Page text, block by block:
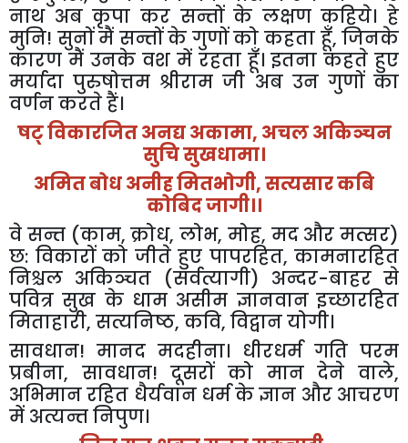
नाथ अब कृपा कर सन्तों के लक्षण कहिये। हे
मुनि! सुनोंमैं सन्तोंके गुणोंको कहता हूँ,जिनके
कारण मैं उनके वश में रहता हूँ। इतना कहते हुए
मर्यादा पुरुषोत्तम श्रीराम जी अब उन गुणों का
वर्णनकरतेहैं।
षट्विकारजितअनद्यअकामा, अचलअकिञ्चन
सुचिसुखधामा।
अमितबोधअनीहमितभोगी,सत्यसारकबि
कोबिदजागी।।
वे सन्त(काम,क्रोध, लोभ, मोह, मद और मत्सर)
छ: विकारों को जीते हुए पापरहित, कामनारहित
निश्चल अकिञ्चत (सर्वत्यागी) अन्दर-बाहर से
पवित्र सुख के धाम असीम ज्ञानवान इच्छारहित
मिताहारी, सत्यनिष्ठ, कवि, विद्वानयोगी।
सावधान! मानद मदहीना। धीरधर्म गति परम
प्रबीना, सावधान!दूसरों को मान देने वाले,
अभिमानरहित धैर्यवान धर्मकेज्ञान और आचरण
में अत्यन्तनिपुण।